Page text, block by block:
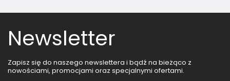
Newsletter
Zapisz się do naszego newslettera i bądź na bieżąco z
nowościami, promocjami oraz specjalnymi ofertami.